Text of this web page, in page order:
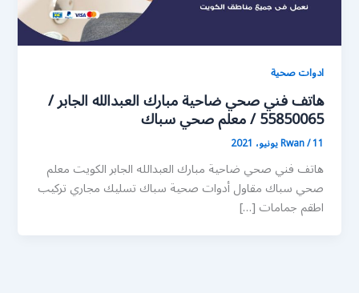
ادوات صحية
هاتف فني صحي ضاحية مبارك العبدالله الجابر /
55850065 / معلم صحي سباك
Rwan/11 يونيو، 2021
هاتف فني صحي ضاحية مبارك العبدالله الجابر الكويت معلم
صحي سباك مقاول أدوات صحية سباك تسليك مجاري تركيب
اطقم جمامات […]